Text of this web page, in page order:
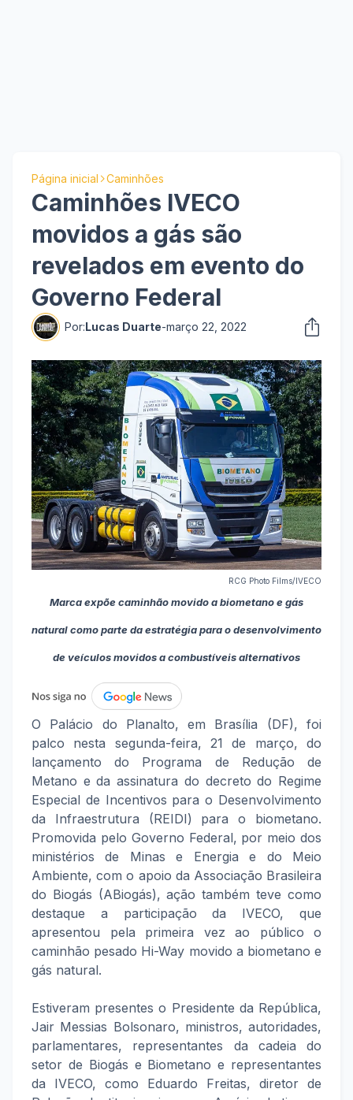
Página inicial Caminhões
Caminhões IVECO
movidos a gás são
revelados em evento do
Governo Federal
Por:Lucas Duarte-março 22, 2022
RCG Photo Films/IVECO
Marca expõe caminhão movido a biometano e gás
natural como parte da estratégia para o desenvolvimento
de veículos movidos a combustíveis alternativos
O Palácio do Planalto, em Brasília (DF), foi
palco nesta segunda-feira, 21 de março, do
lançamento do Programa de Redução de
Metano e da assinatura do decreto do Regime
Especial de Incentivos para o Desenvolvimento
da Infraestrutura (REIDI) para o biometano.
Promovida pelo Governo Federal, por meio dos
ministérios de Minas e Energia e do Meio
Ambiente, com o apoio da Associação Brasileira
do Biogás (ABiogás), ação também teve como
destaque a participação da IVECO, que
apresentou pela primeira vez ao público o
caminhão pesado Hi-Way movido a biometano e
gás natural.
Estiveram presentes o Presidente da República,
Jair Messias Bolsonaro, ministros, autoridades,
parlamentares, representantes da cadeia do
setor de Biogás e Biometano e representantes
da IVECO, como Eduardo Freitas, diretor de